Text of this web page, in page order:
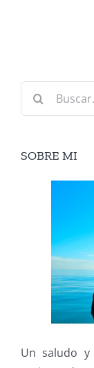
Buscar:
SOBRE MI
Un saludo